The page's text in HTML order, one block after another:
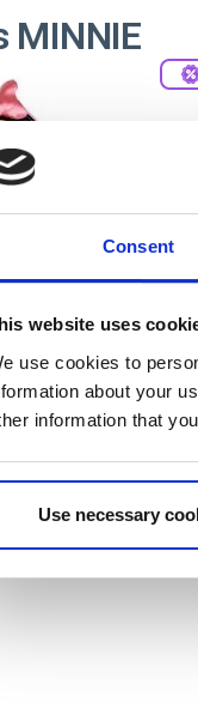
Consent
website uses
use cookies to
about your
information that
Use necessary
MINNIE
MINNIE